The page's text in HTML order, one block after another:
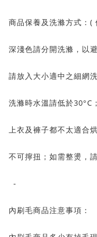
商品保養及洗滌方式：(
深淺色請分開洗滌，以
請放入大小適中之細網
洗滌時水溫請低於30°C
上衣及褲子都不太適合
不可擰扭；如需整燙，
-
內刷毛商品注意事項：